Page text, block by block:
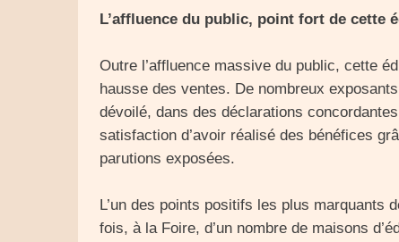
L’affluence du public, point fort de cette
Outre l’affluence massive du public, cette
hausse des ventes. De nombreux
dévoilé, dans des déclarations
satisfaction d’avoir réalisé des bénéfices
parutions exposées.
L’un des points positifs les plus marquants
fois, à la Foire, d’un nombre de maisons